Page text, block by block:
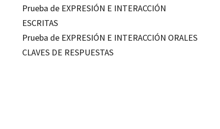
Prueba de EXPRESIÓN E INTERACCIÓN
ESCRITAS
Prueba de EXPRESIÓN E INTERACCIÓN ORALES
CLAVES DE RESPUESTAS